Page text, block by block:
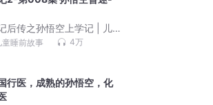
后传之孙悟空上学记 | 儿
睡前故事 4万
行医，成熟的孙悟空，化